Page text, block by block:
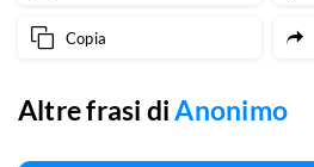
Copia
Altre frasi diAnonimo